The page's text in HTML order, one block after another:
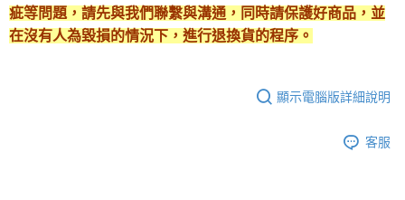
疵等問題，請先與我們聯繫與溝通，同時請保護好商品，並
在沒有人為毀損的情況下，進行退換貨的程序。
顯示電腦版詳細說明
客服